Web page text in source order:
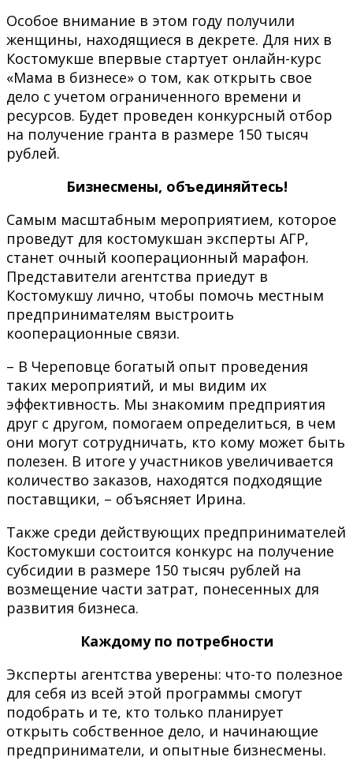
Особое внимание в этом году получили
женщины, находящиеся в декрете. Для них в
Костомукше впервые стартует онлайн-курс
«Мама в бизнесе» о том, как открыть свое
дело с учетом ограниченного времени и
ресурсов. Будет проведен конкурсный отбор
на получение гранта в размере 150 тысяч
рублей.
Бизнесмены, объединяйтесь!
Самым масштабным мероприятием, которое
проведут для костомукшан эксперты АГР,
станет очный кооперационный марафон.
Представители агентства приедут в
Костомукшу лично, чтобы помочь местным
предпринимателям выстроить
кооперационные связи.
– В Череповце богатый опыт проведения
таких мероприятий, и мы видим их
эффективность. Мы знакомим предприятия
друг с другом, помогаем определиться, в чем
они могут сотрудничать, кто кому может быть
полезен. В итоге у участников увеличивается
количество заказов, находятся подходящие
поставщики, – объясняет Ирина.
Также среди действующих предпринимателей
Костомукши состоится конкурс на получение
субсидии в размере 150 тысяч рублей на
возмещение части затрат, понесенных для
развития бизнеса.
Каждому по потребности
Эксперты агентства уверены: что-то полезное
для себя из всей этой программы смогут
подобрать и те, кто только планирует
открыть собственное дело, и начинающие
предприниматели, и опытные бизнесмены.